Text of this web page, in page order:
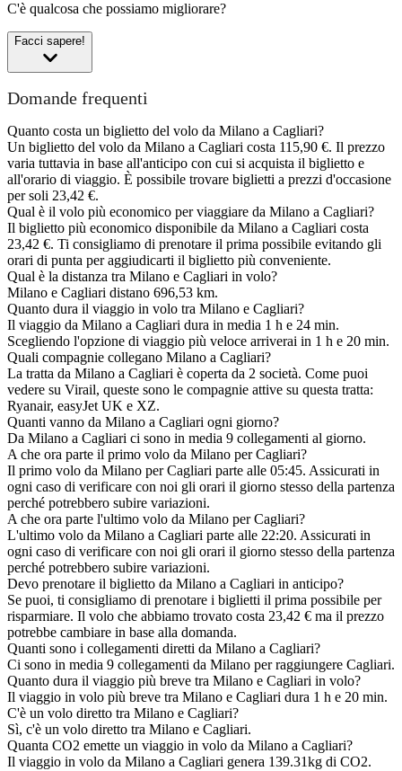
C'è qualcosa che possiamo migliorare?
Facci sapere!
Domande frequenti
Quanto costa un biglietto del volo da Milano a Cagliari?
Un biglietto del volo da Milano a Cagliari costa 115,90 €. Il prezzo
varia tuttavia in base all'anticipo con cui si acquista il biglietto e
all'orario di viaggio. È possibile trovare biglietti a prezzi d'occasione
per soli 23,42 €.
Qual è il volo più economico per viaggiare da Milano a Cagliari?
Il biglietto più economico disponibile da Milano a Cagliari costa
23,42 €. Ti consigliamo di prenotare il prima possibile evitando gli
orari di punta per aggiudicarti il biglietto più conveniente.
Qual è la distanza tra Milano e Cagliari in volo?
Milano e Cagliari distano 696,53 km.
Quanto dura il viaggio in volo tra Milano e Cagliari?
Il viaggio da Milano a Cagliari dura in media 1 h e 24 min.
Scegliendo l'opzione di viaggio più veloce arriverai in 1 h e 20 min.
Quali compagnie collegano Milano a Cagliari?
La tratta da Milano a Cagliari è coperta da 2 società. Come puoi
vedere su Virail, queste sono le compagnie attive su questa tratta:
Ryanair, easyJet UK e XZ.
Quanti vanno da Milano a Cagliari ogni giorno?
Da Milano a Cagliari ci sono in media 9 collegamenti al giorno.
A che ora parte il primo volo da Milano per Cagliari?
Il primo volo da Milano per Cagliari parte alle 05:45. Assicurati in
ogni caso di verificare con noi gli orari il giorno stesso della partenza
perché potrebbero subire variazioni.
A che ora parte l'ultimo volo da Milano per Cagliari?
L'ultimo volo da Milano a Cagliari parte alle 22:20. Assicurati in
ogni caso di verificare con noi gli orari il giorno stesso della partenza
perché potrebbero subire variazioni.
Devo prenotare il biglietto da Milano a Cagliari in anticipo?
Se puoi, ti consigliamo di prenotare i biglietti il prima possibile per
risparmiare. Il volo che abbiamo trovato costa 23,42 € ma il prezzo
potrebbe cambiare in base alla domanda.
Quanti sono i collegamenti diretti da Milano a Cagliari?
Ci sono in media 9 collegamenti da Milano per raggiungere Cagliari.
Quanto dura il viaggio più breve tra Milano e Cagliari in volo?
Il viaggio in volo più breve tra Milano e Cagliari dura 1 h e 20 min.
C'è un volo diretto tra Milano e Cagliari?
Sì, c'è un volo diretto tra Milano e Cagliari.
Quanta CO2 emette un viaggio in volo da Milano a Cagliari?
Il viaggio in volo da Milano a Cagliari genera 139.31kg di CO2.